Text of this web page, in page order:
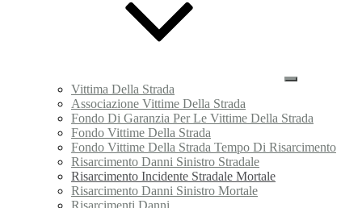
Sottomenu
Vittima Della Strada
Associazione Vittime Della Strada
Fondo Di Garanzia Per Le Vittime Della Strada
Fondo Vittime Della Strada
Fondo Vittime Della Strada Tempo Di Risarcimento
Risarcimento Danni Sinistro Stradale
Risarcimento Incidente Stradale Mortale
Risarcimento Danni Sinistro Mortale